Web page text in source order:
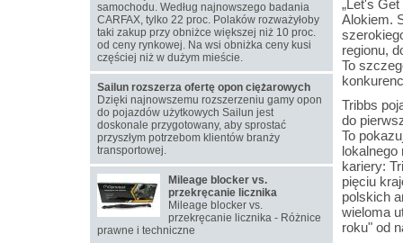
„Let's
Alokiem.
regionu,
To
Tribbs
do
To
lokalnego
kariery:
pięciu
polskich
wieloma
roku" od
samochodu. Według najnowszego badania
CARFAX, tylko 22 proc. Polaków rozważyłoby
taki zakup przy obniżce większej niż 10 proc.
od ceny rynkowej. Na wsi obniżka ceny kusi
częściej niż w dużym mieście.
Sailun rozszerza ofertę opon ciężarowych
Dzięki najnowszemu rozszerzeniu gamy opon
do pojazdów użytkowych Sailun jest
doskonale przygotowany, aby sprostać
przyszłym potrzebom klientów branży
transportowej.
Mileage blocker vs.
przekręcanie licznika
Mileage blocker vs.
przekręcanie licznika - Różnice
prawne i techniczne